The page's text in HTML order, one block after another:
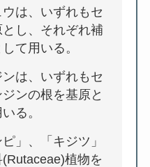
は、いずれもセ
し、それぞれ補
て用いる。
は、いずれもセ
ンの根を基原と
る。
」、「キジツ」
植物を